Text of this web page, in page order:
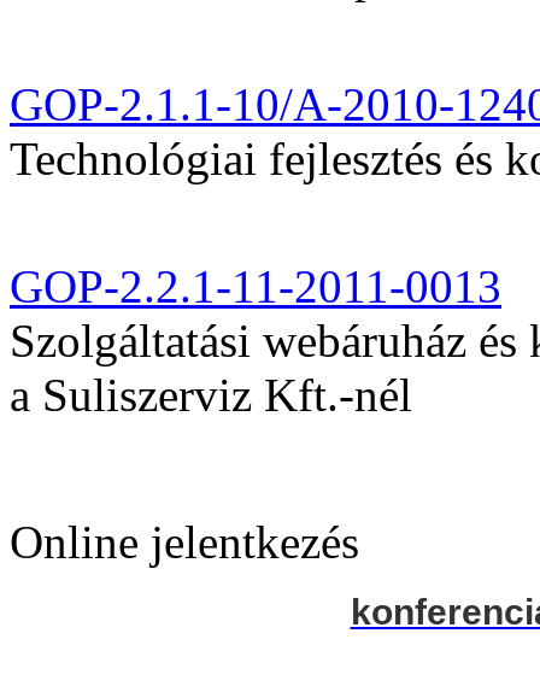
GOP-2.1.1-10/A-2010-
Technológiai fejlesztés és
GOP-2.2.1-11-2011-0013
Szolgáltatási webáruház
a Suliszerviz Kft.-nél
Online jelentkezés